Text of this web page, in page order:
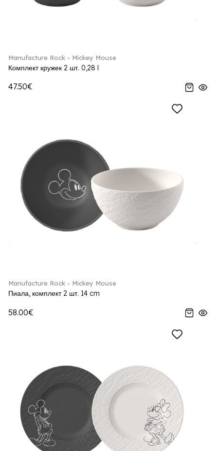
Manufacture Rock - Mickey Mouse
Комплект кружек 2 шт. 0,28 l
47.50€
Manufacture Rock - Mickey Mouse
Пиала, комплект 2 шт. 14 cm
58.00€